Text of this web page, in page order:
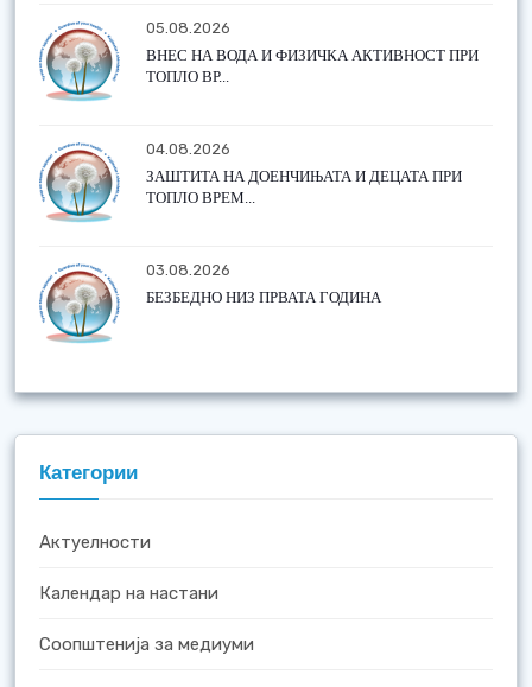
05.08.2026
ВНЕС НА ВОДА И ФИЗИЧКА АКТИВНОСТ ПРИ
ТОПЛО ВР...
04.08.2026
ЗАШТИТА НА ДОЕНЧИЊАТА И ДЕЦАТА ПРИ
ТОПЛО ВРЕМ...
03.08.2026
БЕЗБЕДНО НИЗ ПРВАТА ГОДИНА
Категории
Актуелности
Календар на настани
Соопштенија за медиуми